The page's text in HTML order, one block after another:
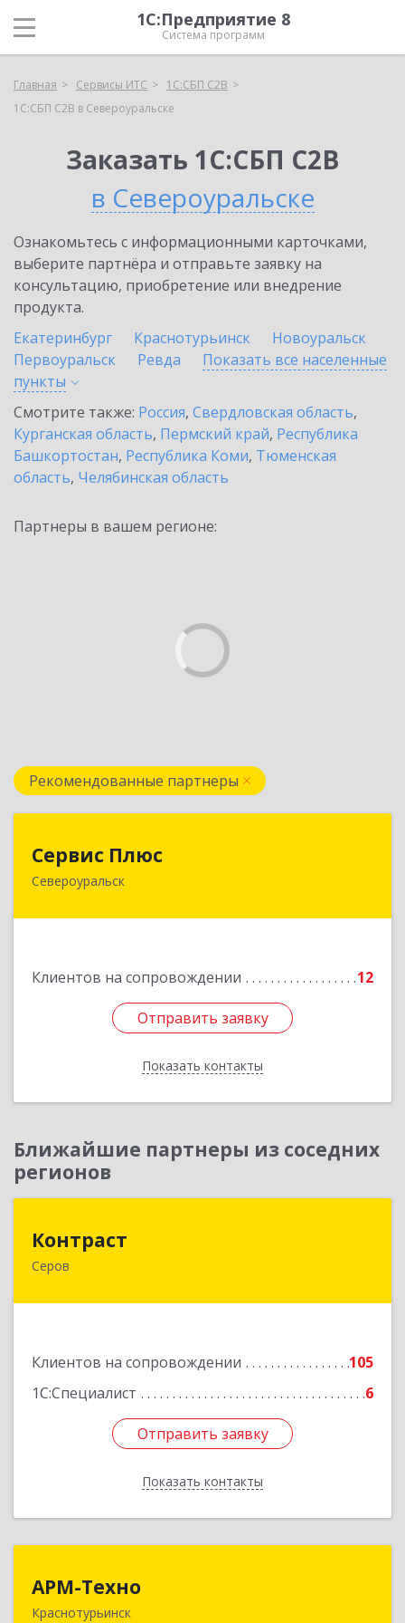
1С:Предприятие 8
Система программ
Главная Сервисы ИТС
1С:СБП C2B
1С:СБП C2B в Североуральске
Заказать 1С:СБП C2B
в Североуральске
Ознакомьтесь с информационными карточками,
выберите партнёра и отправьте заявку на
консультацию, приобретение или внедрение
продукта.
Екатеринбург
Краснотурьинск
Новоуральск
Первоуральск
Ревда
Показать все населенные
пункты
Смотрите также: Россия, Свердловская область,
Курганская область, Пермский край, Республика
Башкортостан, Республика Коми, Тюменская
область, Челябинская область
Партнеры в вашем регионе:
Рекомендованные партнеры
Сервис Плюс
Североуральск
Клиентов на сопровождении 12
Отправить заявку
Показать контакты
624480, Свердловская обл, Североуральск г,
Отправить заявку
Назад
Ближайшие партнеры из соседних
регионов
Контраст
Серов
Клиентов на сопровождении
105
1С:Специалист
6
Отправить заявку
Показать контакты
624993, Свердловская обл, Серов г, Ленина ул,
Отправить заявку
Назад
АРМ-Техно
Краснотурьинск
624447, Свердловская обл, Краснотурьинск г,